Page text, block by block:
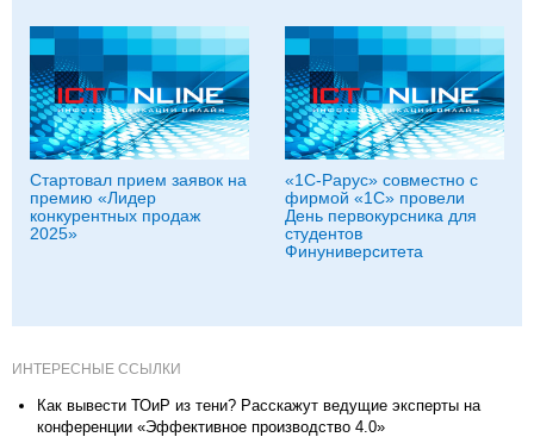
Стартовал прием заявок на
премию «Лидер
конкурентных продаж
2025»
«1С-Рарус» совместно с
фирмой «1С» провели
День первокурсника для
студентов
Финуниверситета
ИНТЕРЕСНЫЕ ССЫЛКИ
Как вывести ТОиР из тени? Расскажут ведущие эксперты на
конференции «Эффективное производство 4.0»